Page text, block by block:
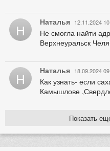
Н Наталья 12.11.2024
Не смогла найти
Верхнеуральск
Н Наталья 18.09.2024
Как узнать- если
Камышлове
Показать